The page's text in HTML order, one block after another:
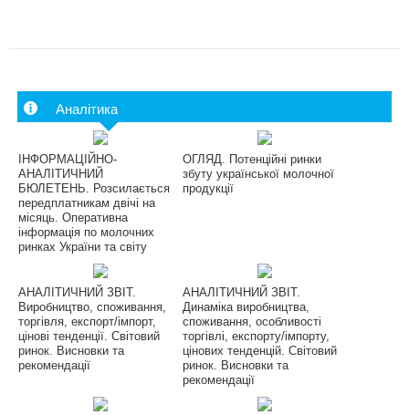
Аналітика
ІНФОРМАЦІЙНО-
АНАЛІТИЧНИЙ
БЮЛЕТЕНЬ. Розсилається
передплатникам двічі на
місяць. Оперативна
інформація по молочних
ринках України та світу
ОГЛЯД. Потенційні ринки
збуту української молочної
продукції
АНАЛІТИЧНИЙ ЗВІТ.
Виробництво, споживання,
торгівля, експорт/імпорт,
цінові тенденції. Світовий
ринок. Висновки та
рекомендації
АНАЛІТИЧНИЙ ЗВІТ.
Динаміка виробництва,
споживання, особливості
торгівлі, експорту/імпорту,
цінових тенденцій. Світовий
ринок. Висновки та
рекомендації